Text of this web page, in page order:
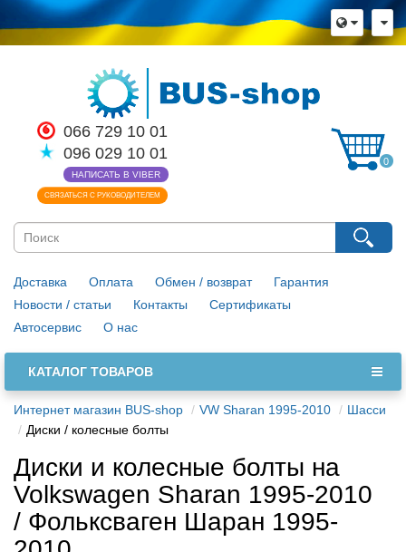
066 729 10 01
096 029 10 01
НАПИСАТЬ В VIBER
СВЯЗАТЬСЯ С РУКОВОДИТЕЛЕМ
0
Доставка Оплата Обмен / возврат
Гарантия
Новости / статьи
Контакты
Сертификаты
Автосервис
О нас
КАТАЛОГ ТОВАРОВ
Интернет магазин BUS-shop VW Sharan 1995-2010
Шасси
Диски / колесные болты
Диски и колесные болты на
Volkswagen Sharan 1995-2010
/ Фольксваген Шаран 1995-